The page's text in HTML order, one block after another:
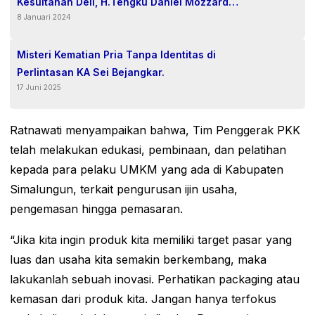
Ke Kediaman Ikatan Keluarga Anak Melayu
8 Januari 2024
Misteri Kematian Pria Tanpa Identitas di
Perlintasan KA Sei Bejangkar.
17 Juni 2025
Ratnawati menyampaikan bahwa, Tim Penggerak PKK
telah melakukan edukasi, pembinaan, dan pelatihan
kepada para pelaku UMKM yang ada di Kabupaten
Simalungun, terkait pengurusan ijin usaha,
pengemasan hingga pemasaran.
“Jika kita ingin produk kita memiliki target pasar yang
luas dan usaha kita semakin berkembang, maka
lakukanlah sebuah inovasi. Perhatikan packaging atau
kemasan dari produk kita. Jangan hanya terfokus